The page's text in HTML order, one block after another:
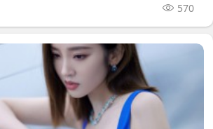
570